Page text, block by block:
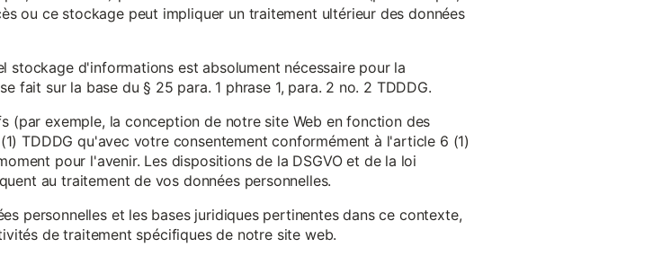
ou ce stockage peut impliquer un traitement ultérieur des données
stockage d'informations est absolument nécessaire pour la
fait sur la base du § 25 para. 1 phrase 1, para. 2 no. 2 TDDDG.
(par exemple, la conception de notre site Web en fonction des
TDDDG qu'avec votre consentement conformément à l'article 6 (1)
pour l'avenir. Les dispositions de la DSGVO et de la loi
au traitement de vos données personnelles.
personnelles et les bases juridiques pertinentes dans ce contexte,
de traitement spécifiques de notre site web.